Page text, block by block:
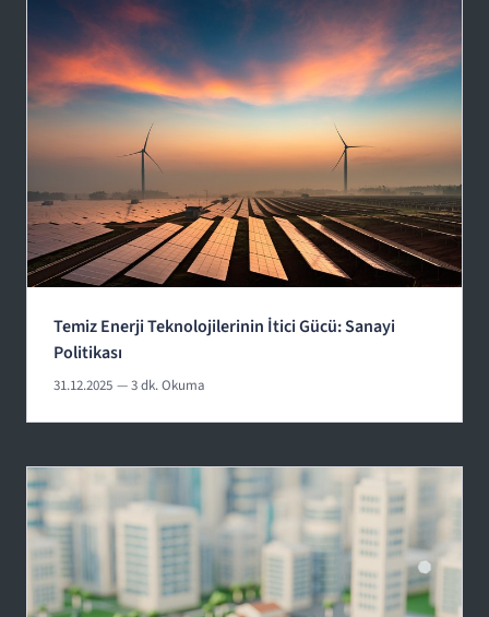
Temiz Enerji Teknolojilerinin İtici Gücü: Sanayi
Politikası
31.12.2025 — 3 dk. Okuma